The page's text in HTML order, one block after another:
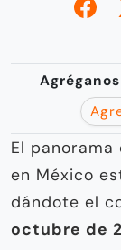
El
en México
dándote el
octubre de